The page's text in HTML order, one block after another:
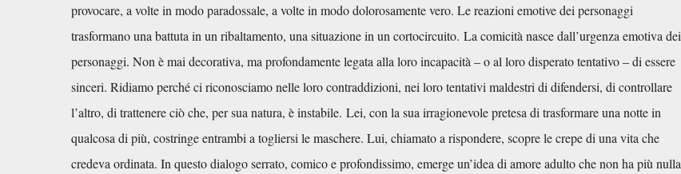
provocare, a volte in modo paradossale, a volte in modo dolorosamente vero. Le reazioni emotive dei personaggi
trasformano una battuta in un ribaltamento, una situazione in un cortocircuito. La comicità nasce dall’urgenza emotiva dei
personaggi. Non è mai decorativa, ma profondamente legata alla loro incapacità – o al loro disperato tentativo – di essere
sinceri. Ridiamo perché ci riconosciamo nelle loro contraddizioni, nei loro tentativi maldestri di difendersi, di controllare
l’altro, di trattenere ciò che, per sua natura, è instabile. Lei, con la sua irragionevole pretesa di trasformare una notte in
qualcosa di più, costringe entrambi a togliersi le maschere. Lui, chiamato a rispondere, scopre le crepe di una vita che
credeva ordinata. In questo dialogo serrato, comico e profondissimo, emerge un’idea di amore adulto che non ha più nulla